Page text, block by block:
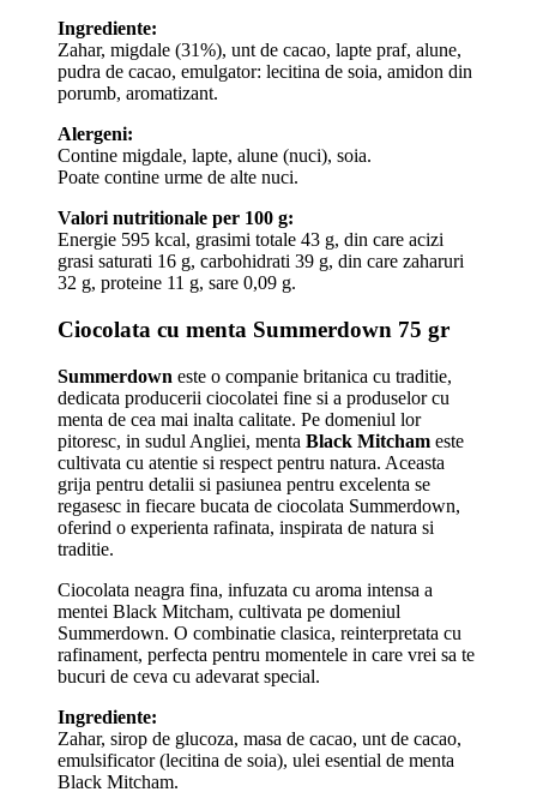
Ingrediente:
Zahar, migdale (31%), unt de cacao, lapte praf, alune,
pudra de cacao, emulgator: lecitina de soia, amidon din
porumb, aromatizant.
Alergeni:
Contine migdale, lapte, alune (nuci), soia.
Poate contine urme de alte nuci.
Valori nutritionale per 100 g:
Energie 595 kcal, grasimi totale 43 g, din care acizi
grasi saturati 16 g, carbohidrati 39 g, din care zaharuri
32 g, proteine 11 g, sare 0,09 g.
Ciocolata cu menta Summerdown 75 gr
Summerdown este o companie britanica cu traditie,
dedicata producerii ciocolatei fine si a produselor cu
menta de cea mai inalta calitate. Pe domeniul lor
pitoresc, in sudul Angliei, menta Black Mitcham este
cultivata cu atentie si respect pentru natura. Aceasta
grija pentru detalii si pasiunea pentru excelenta se
regasesc in fiecare bucata de ciocolata Summerdown,
oferind o experienta rafinata, inspirata de natura si
traditie.
Ciocolata neagra fina, infuzata cu aroma intensa a
mentei Black Mitcham, cultivata pe domeniul
Summerdown. O combinatie clasica, reinterpretata cu
rafinament, perfecta pentru momentele in care vrei sa te
bucuri de ceva cu adevarat special.
Ingrediente:
Zahar, sirop de glucoza, masa de cacao, unt de cacao,
emulsificator (lecitina de soia), ulei esential de menta
Black Mitcham.